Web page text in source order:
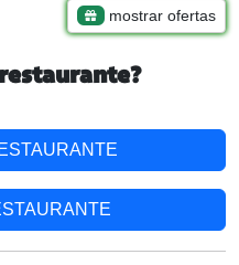
mostrar ofertas